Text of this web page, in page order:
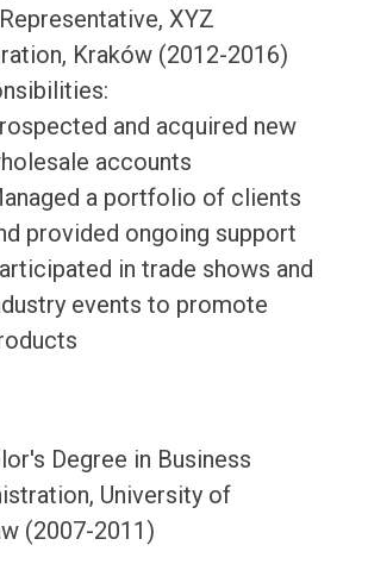
XYZ
Kraków (2012-2016)
and acquired new
accounts
a portfolio of clients
provided ongoing support
in trade shows and
events to promote
Degree in Business
University of
(2007-2011)